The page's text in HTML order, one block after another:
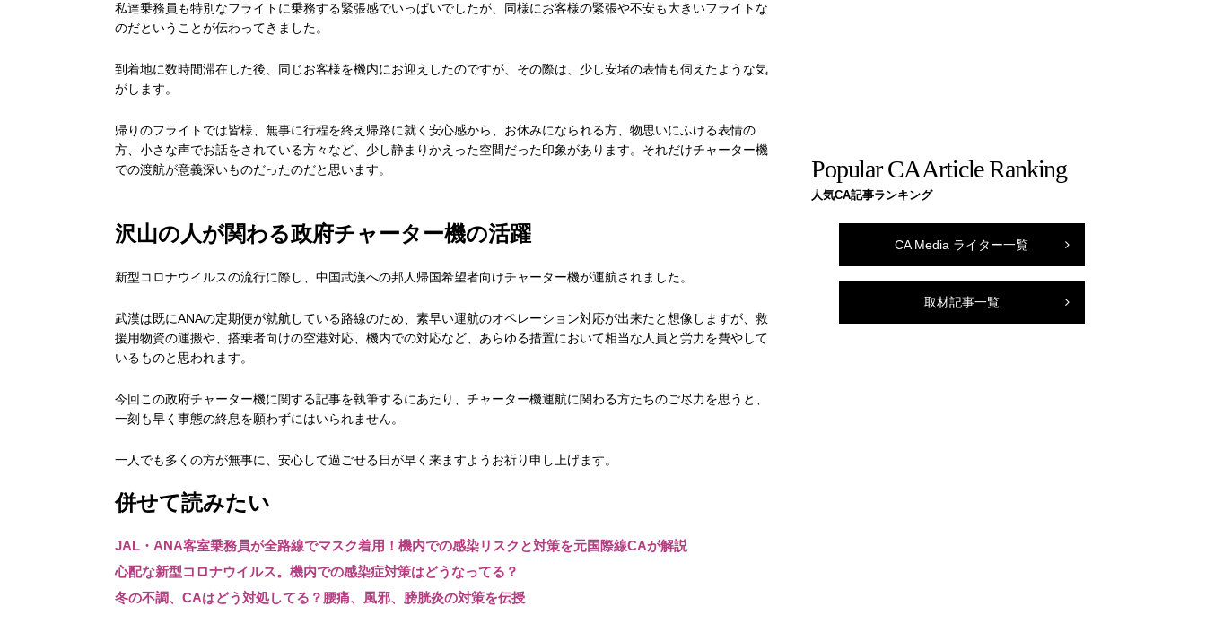
私達乗務員も特別なフライトに乗務する緊張感でいっぱいでしたが、同様にお客様の緊張や不安も大きいフライトな
のだということが伝わってきました。
到着地に数時間滞在した後、同じお客様を機内にお迎えしたのですが、その際は、少し安堵の表情も伺えたような気
がします。
帰りのフライトでは皆様、無事に行程を終え帰路に就く安心感から、お休みになられる方、物思いにふける表情の
方、小さな声でお話をされている方々など、少し静まりかえった空間だった印象があります。それだけチャーター機
での渡航が意義深いものだったのだと思います。
沢山の人が関わる政府チャーター機の活躍
新型コロナウイルスの流行に際し、中国武漢への邦人帰国希望者向けチャーター機が運航されました。
武漢は既にANAの定期便が就航している路線のため、素早い運航のオペレーション対応が出来たと想像しますが、救
援用物資の運搬や、搭乗者向けの空港対応、機内での対応など、あらゆる措置において相当な人員と労力を費やして
いるものと思われます。
今回この政府チャーター機に関する記事を執筆するにあたり、チャーター機運航に関わる方たちのご尽力を思うと、
一刻も早く事態の終息を願わずにはいられません。
一人でも多くの方が無事に、安心して過ごせる日が早く来ますようお祈り申し上げます。
併せて読みたい
JAL・ANA客室乗務員が全路線でマスク着用！機内での感染リスクと対策を元国際線CAが解説
心配な新型コロナウイルス。機内での感染症対策はどうなってる？
冬の不調、CAはどう対処してる？腰痛、風邪、膀胱炎の対策を伝授
Popular CA Article Ranking
人気CA記事ランキング
CA Media ライター一覧
取材記事一覧